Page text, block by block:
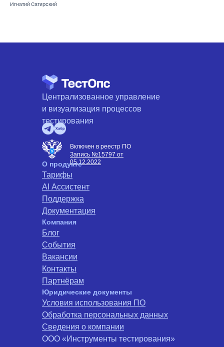
Игнатий Сатирский
Централизованное управление
и визуализация процессов
тестирования
Включен в реестр ПО
Запись №15797 от
05.12.2022
О продукте
Тарифы
AI Ассистент
Поддержка
Документация
Компания
Блог
События
Вакансии
Контакты
Партнёрам
Юридические документы
Условия использования ПО
Обработка персональных данных
Сведения о компании
ООО «Инструменты тестирования»